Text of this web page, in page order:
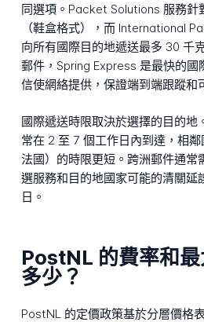
同選項。Packet Solutions 服務針
（鞋盒格式），而 International
向所有國際目的地遞送最多 30 千
郵件，Spring Express 是最快的國
信使網絡提供，保證端到端跟蹤和
國際遞送時限取決於選擇的目的地
常在 2 至 7 個工作日內到達，相
法國）的時限更短。跨洲郵件通常
選服務和目的地國家可能的清關延
日。
PostNL 的費率和
多少？
PostNL 的定價政策基於分層價格